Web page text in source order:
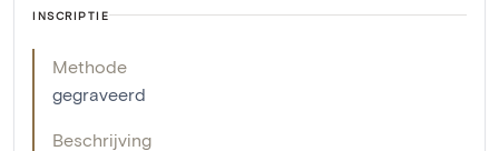
INSCRIPTIE
Methode
gegraveerd
Beschrijving